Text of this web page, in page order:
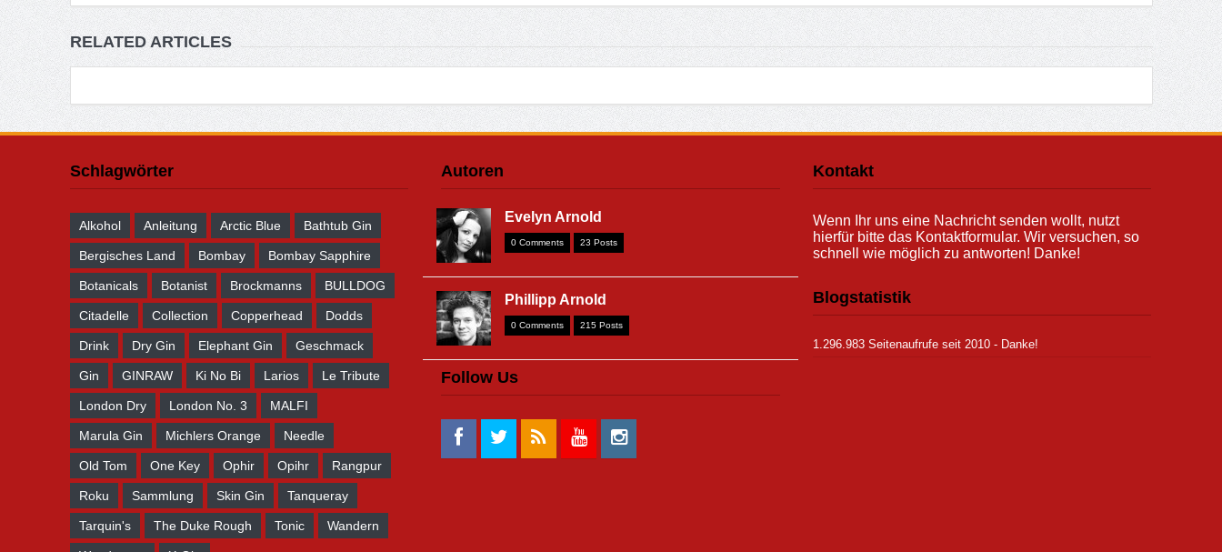
RELATED ARTICLES
Schlagwörter
Alkohol Anleitung Arctic Blue Bathtub Gin
Bergisches Land Bombay Bombay Sapphire
Botanicals Botanist Brockmanns BULLDOG
Citadelle Collection Copperhead Dodds
Drink Dry Gin Elephant Gin Geschmack
Gin GINRAW Ki No Bi Larios Le Tribute
London Dry London No. 3 MALFI
Marula Gin Michlers Orange Needle
Old Tom One Key Ophir Opihr Rangpur
Roku Sammlung Skin Gin Tanqueray
Tarquin's The Duke Rough Tonic Wandern
Autoren
Evelyn Arnold
0 Comments 23 Posts
Phillipp Arnold
0 Comments 215 Posts
Follow Us
Kontakt
Wenn Ihr uns eine Nachricht senden wollt, nutzt
hierfür bitte das Kontaktformular. Wir versuchen, so
schnell wie möglich zu antworten! Danke!
Blogstatistik
1.296.983 Seitenaufrufe seit 2010 - Danke!